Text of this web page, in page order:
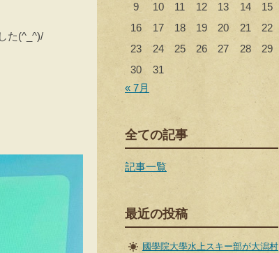
た(^_^)/
9
10 11 12 13 14
15
16
17 18 19 20 21
22
23
24 25 26 27 28
29
30
31
« 7月
全ての記事
記事一覧
最近の投稿
國學院大學水上スキー部が大潟村